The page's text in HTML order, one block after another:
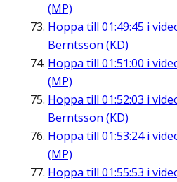
(MP)
Hoppa till 01:49:45 i
Berntsson (KD)
Hoppa till 01:51:00 i
(MP)
Hoppa till 01:52:03 i
Berntsson (KD)
Hoppa till 01:53:24i
(MP)
Hoppa till 01:55:53 i